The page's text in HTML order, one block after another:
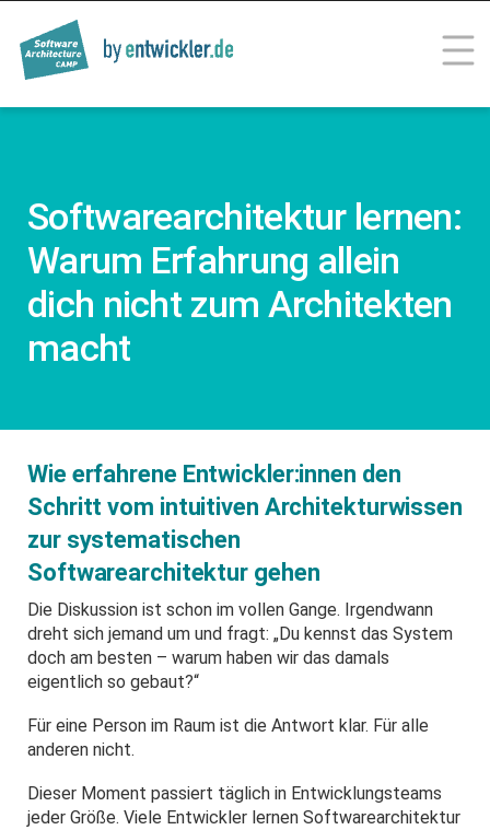
SOFTWARE ARCHITECTURE
Softwarearchitektur lernen:
Warum Erfahrung allein
dich nicht zum Architekten
macht
Wie erfahrene Entwickler:innen den
Schritt vom intuitiven Architekturwissen
zur systematischen
Softwarearchitektur gehen
Die Diskussion ist schon im vollen Gange. Irgendwann
dreht sich jemand um und fragt: „Du kennst das System
doch am besten – warum haben wir das damals
eigentlich so gebaut?“
Für eine Person im Raum ist die Antwort klar. Für alle
anderen nicht.
Dieser Moment passiert täglich in Entwicklungsteams
jeder Größe. Viele Entwickler lernen Softwarearchitektur